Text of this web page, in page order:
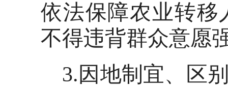
依法保障农业转移
不得违背群众意愿
3.因地制宜、区